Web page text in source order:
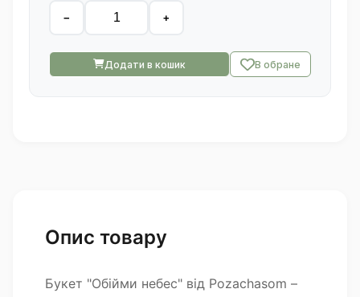
− +
Додати в кошик В обране
Опис товару
Букет "Обійми небес" від Pozachasom –